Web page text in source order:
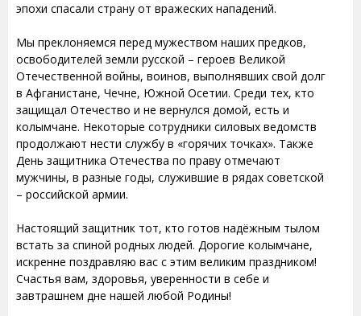
эпохи спасали страну от вражеских нападений.
Мы преклоняемся перед мужеством наших предков,
освободителей земли русской – героев Великой
Отечественной войны, воинов, выполнявших свой долг
в Афганистане, Чечне, Южной Осетии. Среди тех, кто
защищал Отечество и не вернулся домой, есть и
колымчане. Некоторые сотрудники силовых ведомств
продолжают нести службу в «горячих точках». Также
День защитника Отечества по праву отмечают
мужчины, в разные годы, служившие в рядах советской
– российской армии.
Настоящий защитник тот, кто готов надёжным тылом
встать за спиной родных людей. Дорогие колымчане,
искренне поздравляю вас с этим великим праздником!
Счастья вам, здоровья, уверенности в себе и
завтрашнем дне нашей любой Родины!